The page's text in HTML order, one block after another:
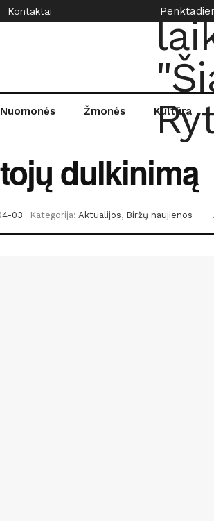
Kontaktai
Nuomonės Žmonės Kultūra
dulkinimą
03 Kategorija: Aktualijos, Biržų naujienos